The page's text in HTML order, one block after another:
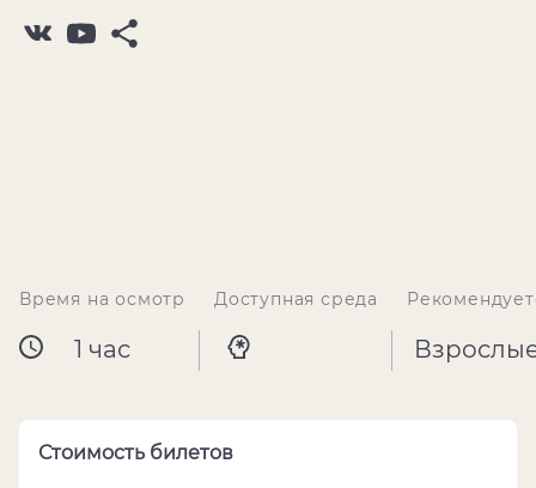
Время на осмотр
1 час
Доступная среда
Стоимость билетов